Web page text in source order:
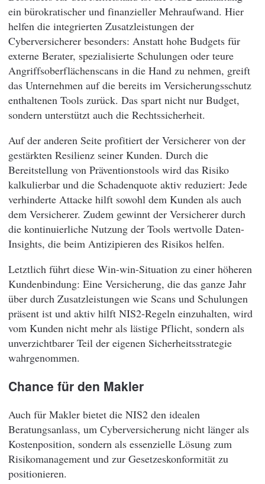
ein bürokratischer und finanzieller Mehraufwand. Hier
helfen die integrierten Zusatzleistungen der
Cyberversicherer besonders: Anstatt hohe Budgets für
externe Berater, spezialisierte Schulungen oder teure
Angriffsoberflächenscans in die Hand zu nehmen, greift
das Unternehmen auf die bereits im Versicherungsschutz
enthaltenen Tools zurück. Das spart nicht nur Budget,
sondern unterstützt auch die Rechtssicherheit.
Auf der anderen Seite profitiert der Versicherer von der
gestärkten Resilienz seiner Kunden. Durch die
Bereitstellung von Präventionstools wird das Risiko
kalkulierbar und die Schadenquote aktiv reduziert: Jede
verhinderte Attacke hilft sowohl dem Kunden als auch
dem Versicherer. Zudem gewinnt der Versicherer durch
die kontinuierliche Nutzung der Tools wertvolle Daten-
Insights, die beim Antizipieren des Risikos helfen.
Letztlich führt diese Win-win-Situation zu einer höheren
Kundenbindung: Eine Versicherung, die das ganze Jahr
über durch Zusatzleistungen wie Scans und Schulungen
präsent ist und aktiv hilft NIS2-Regeln einzuhalten, wird
vom Kunden nicht mehr als lästige Pflicht, sondern als
unverzichtbarer Teil der eigenen Sicherheitsstrategie
wahrgenommen.
Chance für den Makler
Auch für Makler bietet die NIS2 den idealen
Beratungsanlass, um Cyberversicherung nicht länger als
Kostenposition, sondern als essenzielle Lösung zum
Risikomanagement und zur Gesetzeskonformität zu
positionieren.